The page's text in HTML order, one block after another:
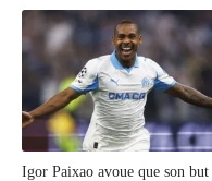
Igor Paixao avoue que son but